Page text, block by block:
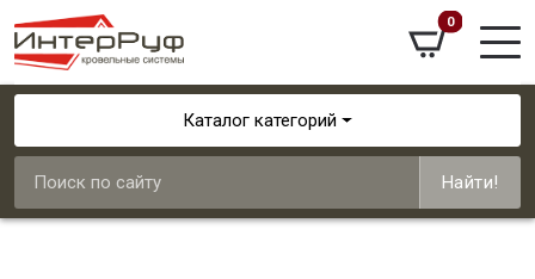
0
Каталог категорий
Найти!